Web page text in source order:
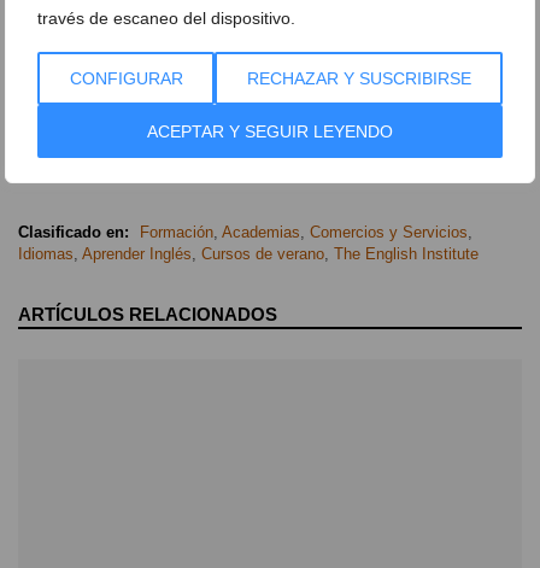
través de escaneo del dispositivo.
CONFIGURAR RECHAZAR Y SUSCRIBIRSE
ACEPTAR Y SEGUIR LEYENDO
Canal de Whatsapp
Envía tu noticia
Clasificado en: Formación Academias Comercios y Servicios
Idiomas Aprender Inglés Cursos de verano The English Institute
ARTÍCULOS RELACIONADOS